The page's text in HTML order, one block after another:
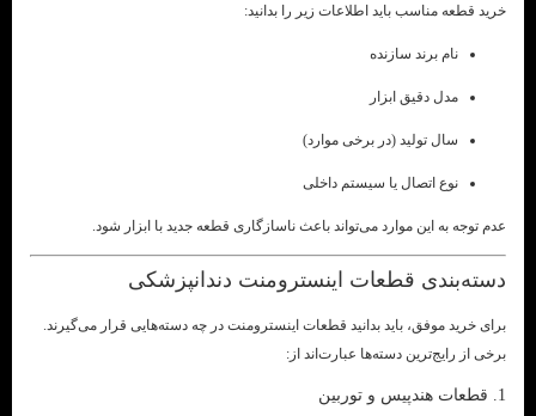
خرید قطعه مناسب باید اطلاعات زیر را بدانید:
نام برند سازنده
مدل دقیق ابزار
سال تولید (در برخی موارد)
نوع اتصال یا سیستم داخلی
عدم توجه به این موارد می‌تواند باعث ناسازگاری قطعه جدید با ابزار شود.
دسته‌بندی قطعات اینسترومنت دندانپزشکی
برای خرید موفق، باید بدانید قطعات اینسترومنت در چه دسته‌هایی قرار می‌گیرند.
برخی از رایج‌ترین دسته‌ها عبارت‌اند از:
1. قطعات هندپیس و توربین